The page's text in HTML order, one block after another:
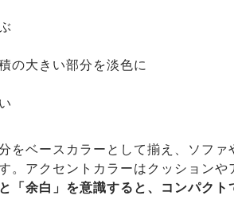
の大きい部分を淡色に
ベースカラーとして揃え、ソフ
アクセントカラーはクッション
と「余白」を意識すると、コンパク